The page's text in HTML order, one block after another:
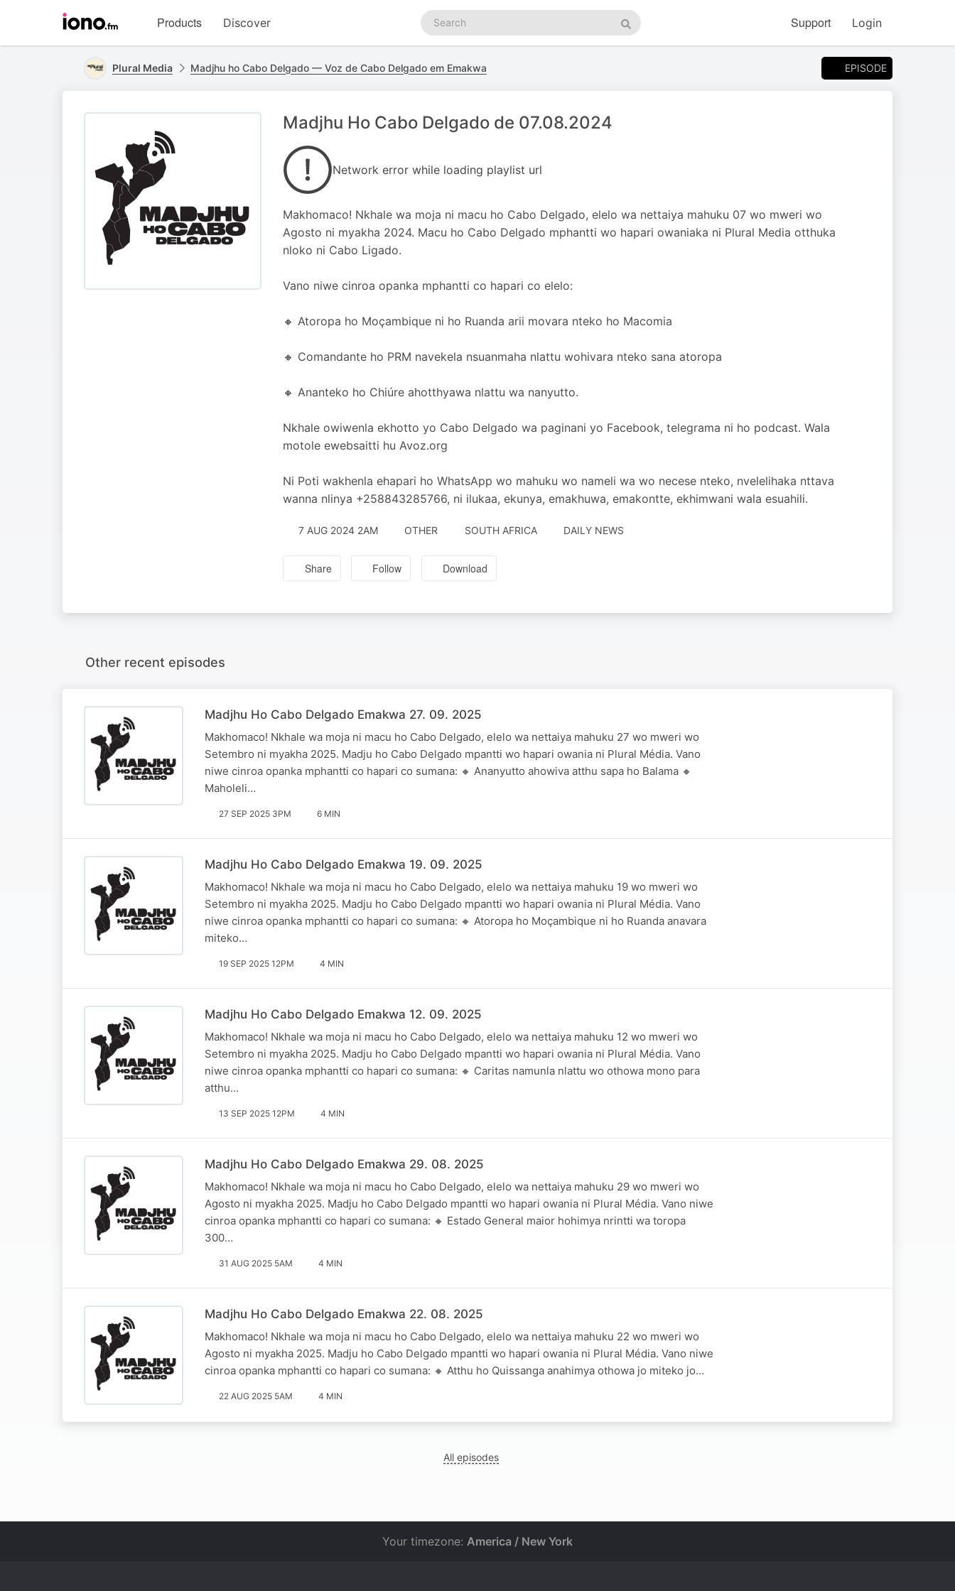
homepage
Products Discover
Search
podcasts
Search
Support Login
Plural Media Madjhu ho Cabo Delgado — Voz de Cabo Delgado em Emakwa EPISODE
Madjhu Ho Cabo Delgado de 07.08.2024
Network error while loading playlist url
Makhomaco! Nkhale wa moja ni macu ho Cabo Delgado, elelo wa nettaiya mahuku 07 wo mweri wo
Agosto ni myakha 2024. Macu ho Cabo Delgado mphantti wo hapari owaniaka ni Plural Media otthuka
nloko ni Cabo Ligado.
Vano niwe cinroa opanka mphantti co hapari co elelo:
🔸 Atoropa ho Moçambique ni ho Ruanda arii movara nteko ho Macomia
🔸 Comandante ho PRM navekela nsuanmaha nlattu wohivara nteko sana atoropa
🔸 Ananteko ho Chiúre ahotthyawa nlattu wa nanyutto.
Nkhale owiwenla ekhotto yo Cabo Delgado wa paginani yo Facebook, telegrama ni ho podcast. Wala
motole ewebsaitti hu Avoz.org
Ni Poti wakhenla ehapari ho WhatsApp wo mahuku wo nameli wa wo necese nteko, nvelelihaka nttava
wanna nlinya +258843285766, ni ilukaa, ekunya, emakhuwa, emakontte, ekhimwani wala esuahili.
7 AUG 2024 2AM OTHER SOUTH AFRICA DAILY NEWS
Share Follow Download
Other recent episodes
Madjhu Ho Cabo Delgado Emakwa 27. 09. 2025
Makhomaco! Nkhale wa moja ni macu ho Cabo Delgado, elelo wa nettaiya mahuku 27 wo mweri wo
Setembro ni myakha 2025. Madju ho Cabo Delgado mpantti wo hapari owania ni Plural Média. Vano
niwe cinroa opanka mphantti co hapari co sumana: 🔸 Ananyutto ahowiva atthu sapa ho Balama 🔸
Maholeli…
27 SEP 2025 3PM 6 MIN
Madjhu Ho Cabo Delgado Emakwa 19. 09. 2025
Makhomaco! Nkhale wa moja ni macu ho Cabo Delgado, elelo wa nettaiya mahuku 19 wo mweri wo
Setembro ni myakha 2025. Madju ho Cabo Delgado mpantti wo hapari owania ni Plural Média. Vano
niwe cinroa opanka mphantti co hapari co sumana: 🔸 Atoropa ho Moçambique ni ho Ruanda anavara
miteko…
19 SEP 2025 12PM 4 MIN
Madjhu Ho Cabo Delgado Emakwa 12. 09. 2025
Makhomaco! Nkhale wa moja ni macu ho Cabo Delgado, elelo wa nettaiya mahuku 12 wo mweri wo
Setembro ni myakha 2025. Madju ho Cabo Delgado mpantti wo hapari owania ni Plural Média. Vano
niwe cinroa opanka mphantti co hapari co sumana: 🔸 Caritas namunla nlattu wo othowa mono para
atthu…
13 SEP 2025 12PM 4 MIN
Madjhu Ho Cabo Delgado Emakwa 29. 08. 2025
Makhomaco! Nkhale wa moja ni macu ho Cabo Delgado, elelo wa nettaiya mahuku 29 wo mweri wo
Agosto ni myakha 2025. Madju ho Cabo Delgado mpantti wo hapari owania ni Plural Média. Vano niwe
cinroa opanka mphantti co hapari co sumana: 🔸 Estado General maior hohimya nrintti wa toropa
300…
31 AUG 2025 5AM 4 MIN
Madjhu Ho Cabo Delgado Emakwa 22. 08. 2025
Makhomaco! Nkhale wa moja ni macu ho Cabo Delgado, elelo wa nettaiya mahuku 22 wo mweri wo
Agosto ni myakha 2025. Madju ho Cabo Delgado mpantti wo hapari owania ni Plural Média. Vano niwe
cinroa opanka mphantti co hapari co sumana: 🔸 Atthu ho Quissanga anahimya othowa jo miteko jo…
22 AUG 2025 5AM 4 MIN
All episodes
Your timezone: America / New York